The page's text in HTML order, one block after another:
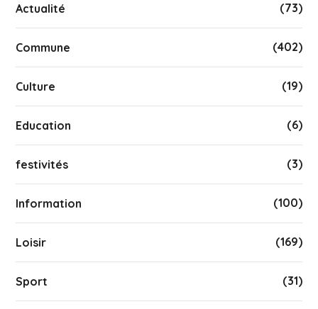
Actualité (73)
Commune (402)
Culture (19)
Education (6)
festivités (3)
Information (100)
Loisir (169)
Sport (31)